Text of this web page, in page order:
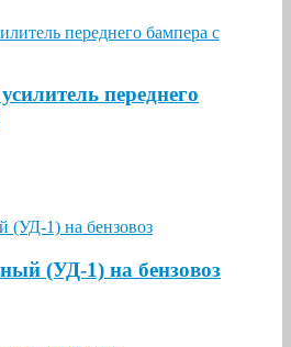
переднего
(УД-1) на бензовоз